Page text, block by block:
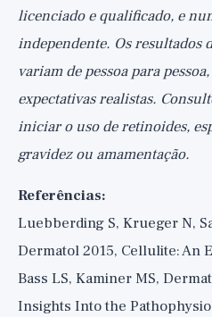
licenciado e qualificado, e
independente. Os resultados
variam de pessoa para
expectativas realistas.
iniciar o uso de retinoides,
gravidez ou amamentação.
Referências:
Luebberding S, Krueger N,
Dermatol 2015, Cellulite: An
Bass LS, Kaminer MS,
Insights Into the